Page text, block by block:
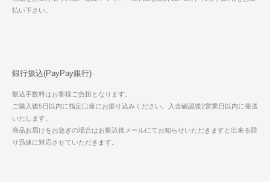
払い下さい。
銀行振込(PayPay銀行)
振込手数料はお客様ご負担となります。
ご購入後5日以内に指定口座にお振り込みください。入金確認後2営業日以内に発送
いたします。
商品お届けをお急ぎの場合はお振込後メールにてお知らせいただきますと出来る限
り迅速に対応させていただきます。